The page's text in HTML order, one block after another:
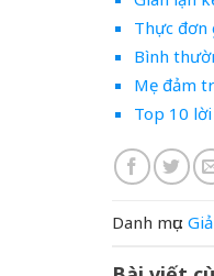
Thực đơn
Bình
Mẹ đảm
Top 10
Danh mục: